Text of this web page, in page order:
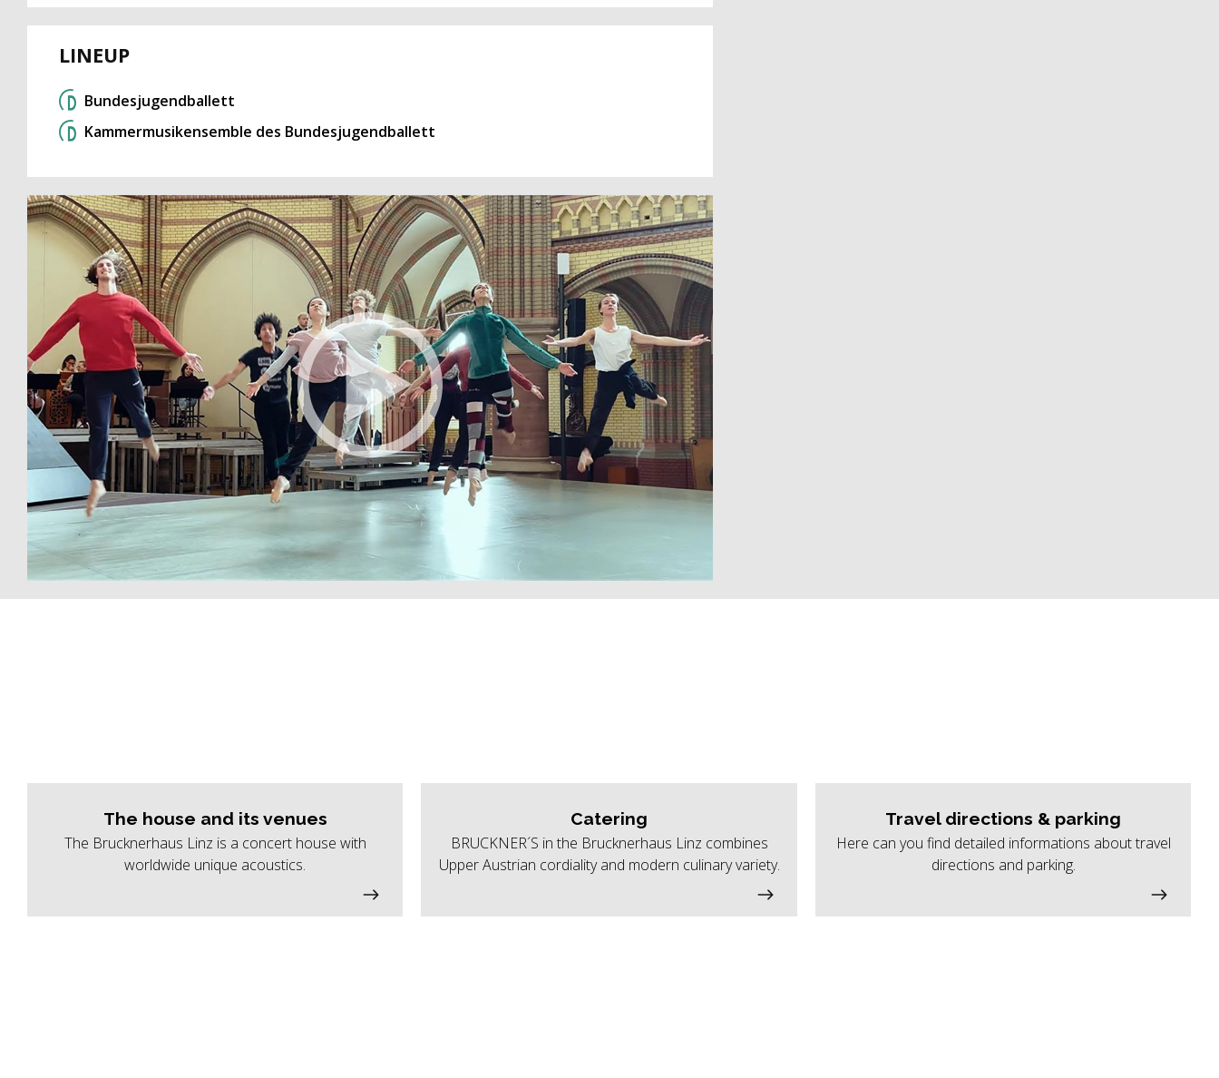
LINEUP
Bundesjugendballett
Kammermusikensemble des Bundesjugendballett
The house and its venues
The Brucknerhaus Linz is a concert house with
worldwide unique acoustics.
Catering
BRUCKNER´S in the Brucknerhaus Linz combines
Upper Austrian cordiality and modern culinary variety.
Travel directions & parking
Here can you find detailed informations about travel
directions and parking.